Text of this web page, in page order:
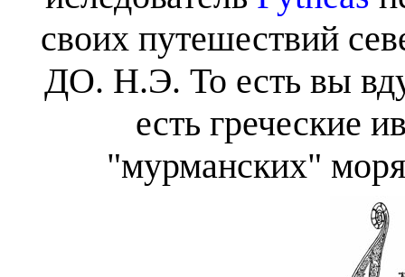
своих путешествий
ДО. Н.Э. То есть вы
есть греческие
"мурманских"